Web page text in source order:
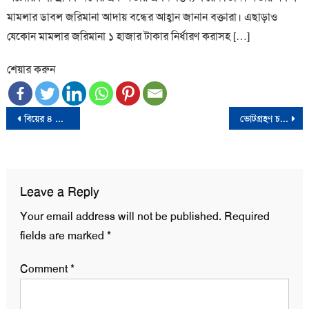
মামলার ডাবল জরিমানা আদায় বন্ধের আহ্বান জানান বক্তারা। এছাড়াও
যেকোন মামলার জরিমানা ১ হাজার টাকার নির্ধারণ করাসহ […]
শেয়ার করুন
Post
বিয়ের ৪ দিনের মাথায় নববধূকে গলা কেটে হত্যা ভোটগ্রহণ চলছে ইন্দোনেশিয়ায়
Leave a Reply
Your email address will not be published. Required
fields are marked *
Comment*